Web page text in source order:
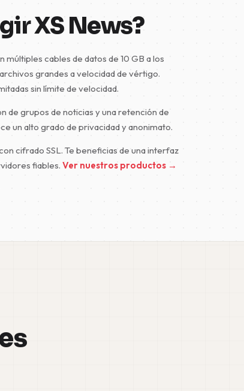
XS News?
múltiples cables de datos de 10 GB a los
grandes a velocidad de vértigo.
sin límite de velocidad.
de grupos de noticias y una retención de
un alto grado de privacidad y anonimato.
cifrado SSL. Te beneficias de una interfaz
fiables. Ver nuestros productos →